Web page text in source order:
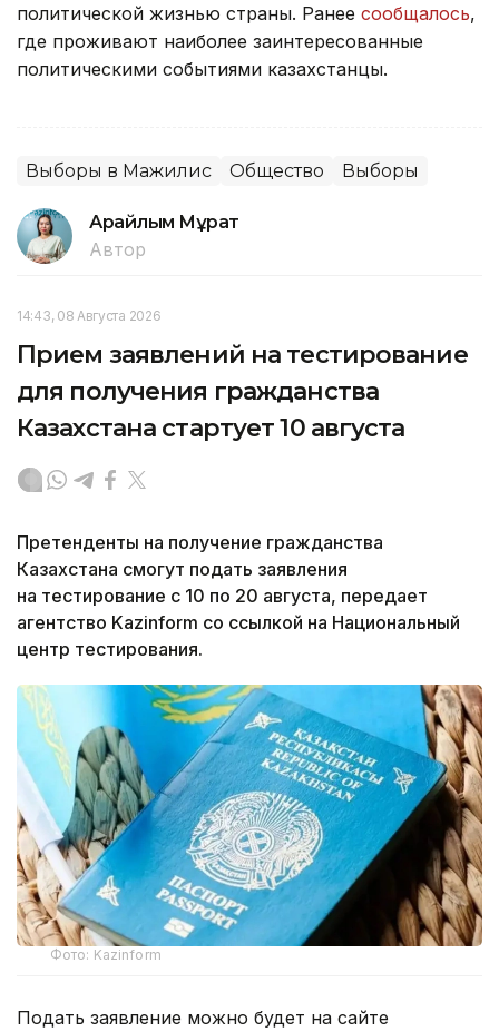
политической жизнью страны. Ранее сообщалось,
где проживают наиболее заинтересованные
политическими событиями казахстанцы.
Выборы в Мажилис Общество Выборы
Арайлым Мұрат
Автор
14:43, 08 Августа 2026
Прием заявлений на тестирование
для получения гражданства
Казахстана стартует 10 августа
Претенденты на получение гражданства
Казахстана смогут подать заявления
на тестирование с 10 по 20 августа, передает
агентство Kazinform со ссылкой на Национальный
центр тестирования.
Фото: Kazinform
Подать заявление можно будет на сайте